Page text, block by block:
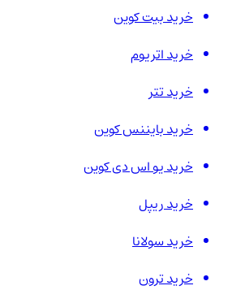
خرید بیت کوین
خرید اتریوم
خرید تتر
خرید بایننس کوین
خرید یو اس دی کوین
خرید ریپل
خرید سولانا
خرید ترون